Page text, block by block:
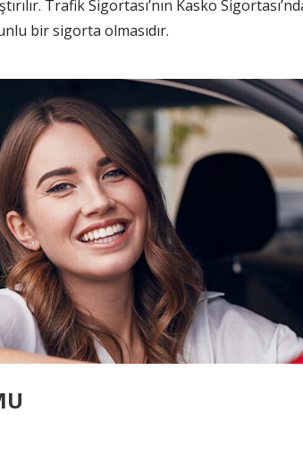
Trafik Sigortası’nın Kasko
bir sigorta olmasıdır.